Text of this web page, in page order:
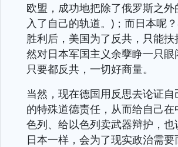
欧盟，成功地把除了俄罗斯之外
入了自己的轨道。)；而日本呢
胜利后，美国为了反共，只能扶
然对日本军国主义余孽睁一只眼
只要都反共，一切好商量。
当然，现在德国用反思去论证自
的特殊道德责任，从而给自己在
色列、给以色列卖武器辩护，也
日本一样，会为了现实政治需